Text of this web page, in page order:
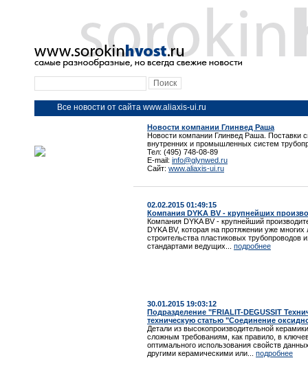
Все новости от сайта www.aliaxis-ui.ru
Новости компании Глинвед Раша
Новости компании Глинвед Раша. Поставки
внутренних и промышленных систем
Тел: (495) 748-08-89
E-mail: info@glynwed.ru
Сайт: www.aliaxis-ui.ru
02.02.2015 01:49:15
Компания DYKA BV - крупнейших
Компания DYKA BV - крупнейший
DYKA BV, которая на протяжении уже
строительства пластиковых трубопроводов
стандартами ведущих... подробнее
30.01.2015 19:03:12
Подразделение "FRIALIT-DEGUSSIT
техническую статью "Соединение
Детали из высокопроизводительной
сложным требованиям, как правило, в
оптимального использования свойств
другими керамическими или... подробнее